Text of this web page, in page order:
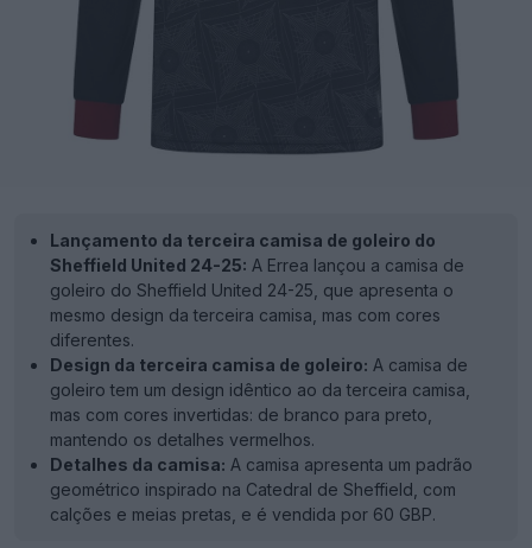
Lançamento da terceira camisa de goleiro do
Sheffield United 24-25: A Errea lançou a camisa de
goleiro do Sheffield United 24-25, que apresenta o
mesmo design da terceira camisa, mas com cores
diferentes.
Design da terceira camisa de goleiro: A camisa de
goleiro tem um design idêntico ao da terceira camisa,
mas com cores invertidas: de branco para preto,
mantendo os detalhes vermelhos.
Detalhes da camisa: A camisa apresenta um padrão
geométrico inspirado na Catedral de Sheffield, com
calções e meias pretas, e é vendida por 60 GBP.